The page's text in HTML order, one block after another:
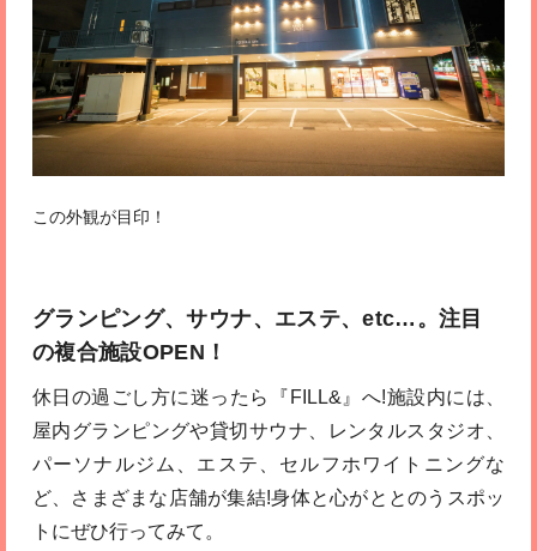
この外観が目印！
グランピング、サウナ、エステ、etc…。注目
の複合施設OPEN！
休日の過ごし方に迷ったら『FILL&』へ!施設内には、
屋内グランピングや貸切サウナ、レンタルスタジオ、
パーソナルジム、エステ、セルフホワイトニングな
ど、さまざまな店舗が集結!身体と心がととのうスポッ
トにぜひ行ってみて。